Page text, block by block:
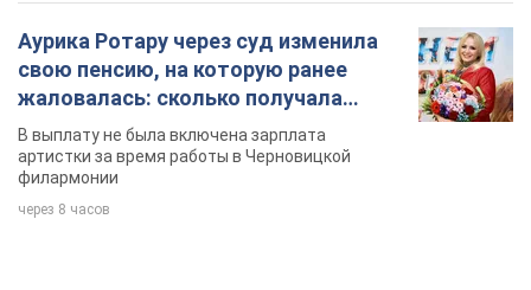
Аурика Ротару через суд изменила
свою пенсию, на которую ранее
жаловалась: сколько получала
певица
В выплату не была включена зарплата
артистки за время работы в Черновицкой
филармонии
через 8 часов